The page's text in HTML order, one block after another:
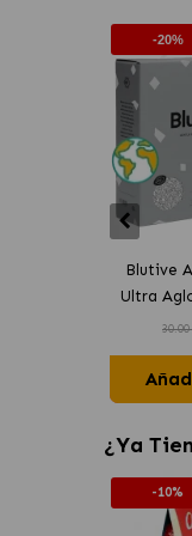
-20%
Blutive
Ultra
¿Ya
-10%